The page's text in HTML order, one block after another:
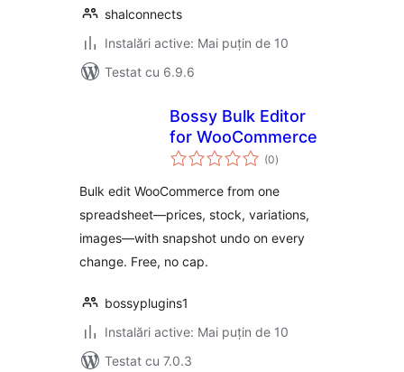
shalconnects
Instalări active: Mai puțin de 10
Testat cu 6.9.6
Bossy Bulk Editor
for WooCommerce
(0total
aprecieri
)
Bulk edit WooCommerce from one
spreadsheet—prices, stock, variations,
images—with snapshot undo on every
change. Free, no cap.
bossyplugins1
Instalări active: Mai puțin de 10
Testat cu 7.0.3